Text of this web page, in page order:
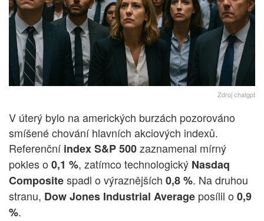
Zdroj chatgpt
V úterý bylo na amerických burzách pozorováno
smíšené chování hlavních akciových indexů.
Referenčníindex S&P 500zaznamenal mírný
pokles o 0,1 %, zatímco technologický Nasdaq
Compositespadl o výraznějších 0,8 %. Na druhou
stranu, Dow Jones Industrial Average posílil o 0,9
%.